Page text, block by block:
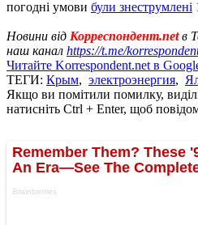
погодні умови були знеструмлені
Новини від Корреспондент.netв
наш канал https://t.me/
Читайте Korrespondent.net в
ТЕГИ: Крым, электроэнергия,
Якщо ви помітили помилку,
натисніть Ctrl + Enter, щоб